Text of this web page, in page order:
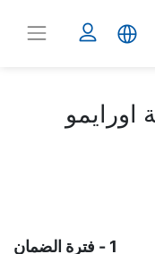
1 - فترة الضمان